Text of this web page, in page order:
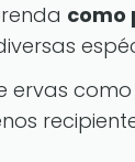
como
ervas